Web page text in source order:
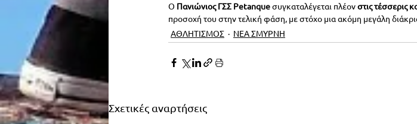
Ο Πανιώνιος ΓΣΣ Petanque συγκαταλέγεται πλέον στις τέσσερις
προσοχή του στην τελική φάση, με στόχο μια ακόμη μεγάλη
ΑΘΛΗΤΙΣΜΟΣ
ΝΕΑ ΣΜΥΡΝΗ
Σχετικές αναρτήσεις